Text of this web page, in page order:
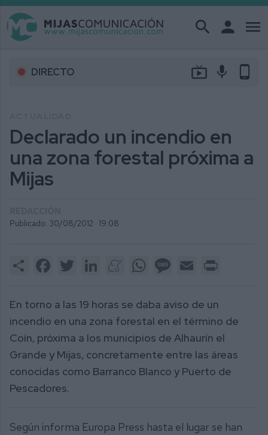
search person menu
DIRECTO live_tv mic phone_android
Declarado un incendio en
una zona forestal próxima a
Mijas
Publicado: 30/08/2012 · 19:08
Share FacebookTwitter LinkedInMeneameWhatsAppMessage
Email
En torno a las 19 horas se daba aviso de un
incendio en una zona forestal en el término de
Coín, próxima a los municipios de Alhaurín el
Grande y Mijas, concretamente entre las áreas
conocidas como Barranco Blanco y Puerto de
Pescadores.
Según informa Europa Press hasta el lugar se han